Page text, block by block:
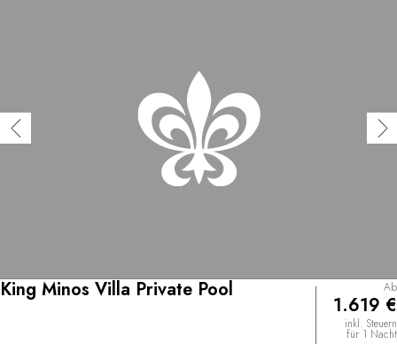
King Minos Villa Private Pool Ab
1.619 €
inkl. Steuern
für 1 Nacht